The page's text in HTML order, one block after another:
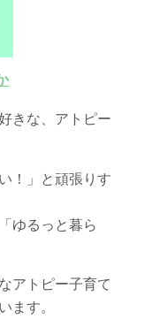
きな、アトピー
！」と頑張りす
ゆるっと暮ら
アトピー子育て
ます。